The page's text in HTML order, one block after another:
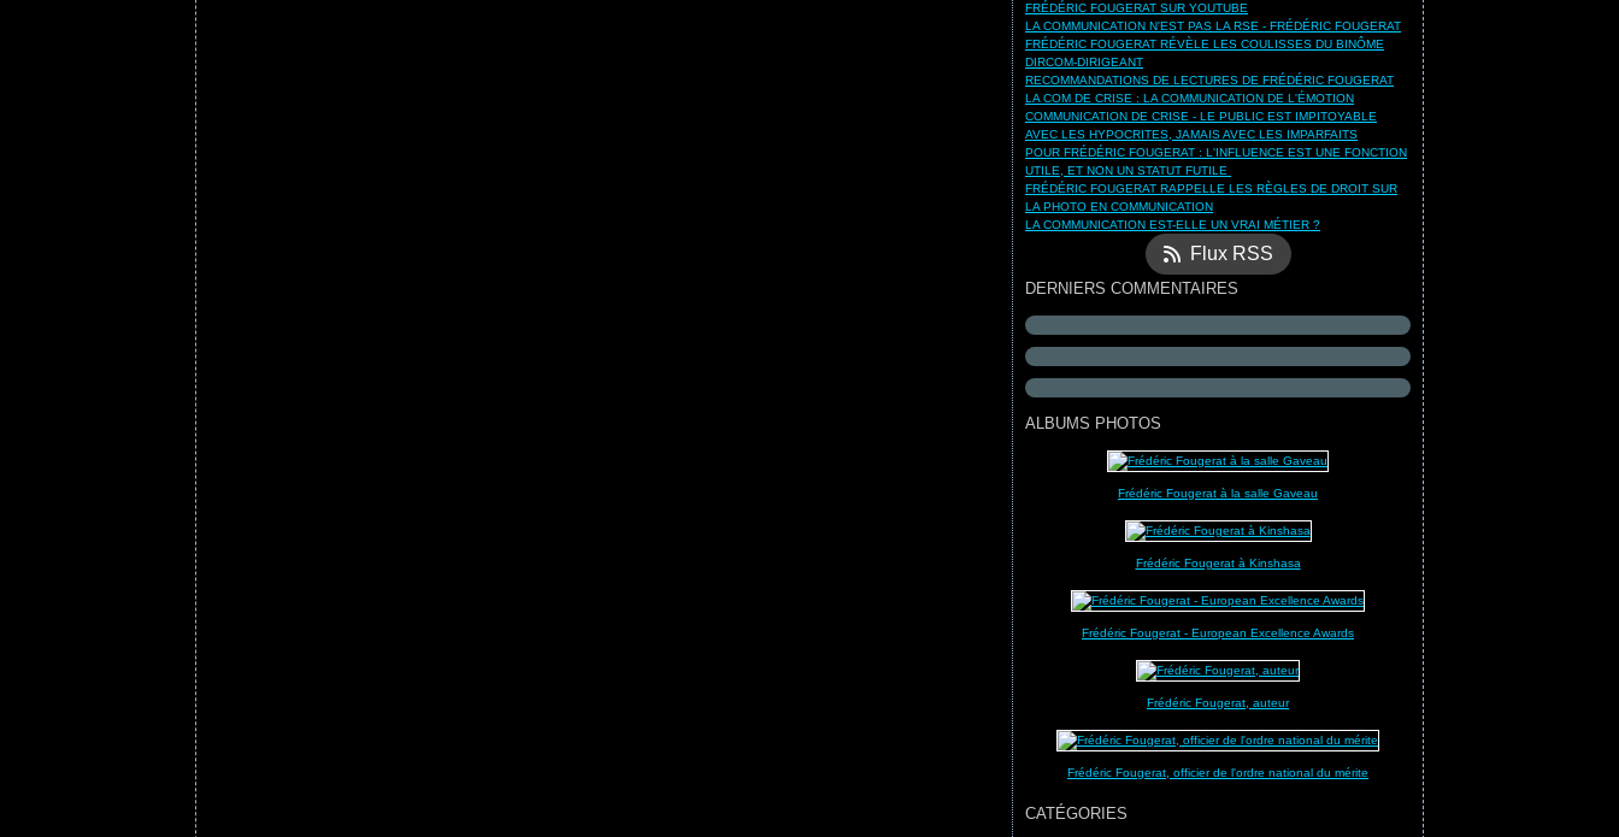
FRÉDÉRIC FOUGERAT SUR YOUTUBE
LA COMMUNICATION N'EST PAS LA RSE - FRÉDÉRIC FOUGERAT
FRÉDÉRIC FOUGERAT RÉVÈLE LES COULISSES DU BINÔME
DIRCOM-DIRIGEANT
RECOMMANDATIONS DE LECTURES DE FRÉDÉRIC FOUGERAT
LA COM DE CRISE : LA COMMUNICATION DE L'ÉMOTION
COMMUNICATION DE CRISE - LE PUBLIC EST IMPITOYABLE
AVEC LES HYPOCRITES, JAMAIS AVEC LES IMPARFAITS
POUR FRÉDÉRIC FOUGERAT : L'INFLUENCE EST UNE FONCTION
UTILE, ET NON UN STATUT FUTILE
FRÉDÉRIC FOUGERAT RAPPELLE LES RÈGLES DE DROIT SUR
LA PHOTO EN COMMUNICATION
LA COMMUNICATION EST-ELLE UN VRAI MÉTIER ?
Flux RSS
DERNIERS COMMENTAIRES
ALBUMS PHOTOS
Frédéric Fougerat à la salle Gaveau
Frédéric Fougerat à Kinshasa
Frédéric Fougerat - European Excellence Awards
Frédéric Fougerat, auteur
Frédéric Fougerat, officier de l'ordre national du mérite
CATÉGORIES